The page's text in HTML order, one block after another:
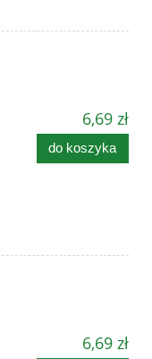
6,69 zł
do koszyka
6,69 zł